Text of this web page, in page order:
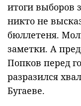
итоги выборов
никто не
бюллетеня.
заметки. А
Попков перед
разразился
Бугаеве.